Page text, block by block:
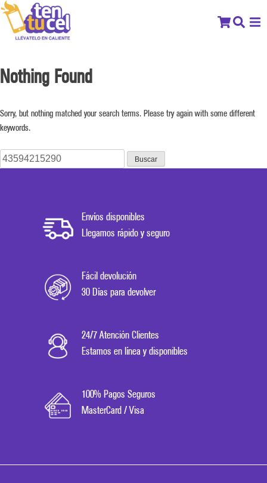
Nothing Found
Sorry, but nothing matched your search terms. Please try again with some different
keywords.
Buscar:
Envíos disponibles
Llegamos rápido y seguro
Fácil devolución
30 Días para devolver
24/7 Atención Clientes
Estamos en línea y disponibles
100% Pagos Seguros
MasterCard / Visa